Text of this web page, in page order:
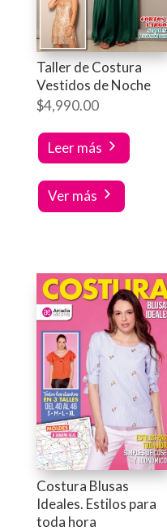
Taller de Costura
Vestidos de Noche
$4,990.00
Leer más
Ver más
Costura Blusas
Ideales. Estilos para
toda hora